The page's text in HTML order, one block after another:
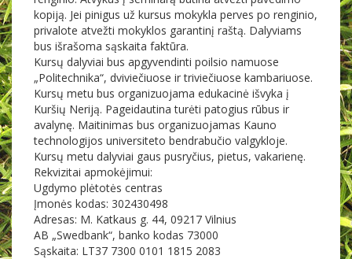
kopiją. Jei pinigus už kursus mokykla perves po renginio,
privalote atvežti mokyklos garantinį raštą. Dalyviams
bus išrašoma sąskaita faktūra.
Kursų dalyviai bus apgyvendinti poilsio namuose
„Politechnika“, dviviečiuose ir triviečiuose kambariuose.
Kursų metu bus organizuojama edukacinė išvyka į
Kuršių Neriją. Pageidautina turėti patogius rūbus ir
avalynę. Maitinimas bus organizuojamas Kauno
technologijos universiteto bendrabučio valgykloje.
Kursų metu dalyviai gaus pusryčius, pietus, vakarienę.
Rekvizitai apmokėjimui:
Ugdymo plėtotės centras
Įmonės kodas: 302430498
Adresas: M. Katkaus g. 44, 09217 Vilnius
AB „Swedbank“, banko kodas 73000
Sąskaita: LT37 7300 0101 1815 2083